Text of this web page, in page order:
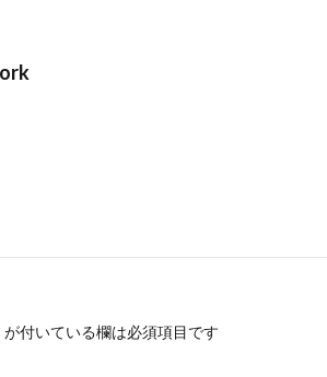
が付いている欄は必須項目です